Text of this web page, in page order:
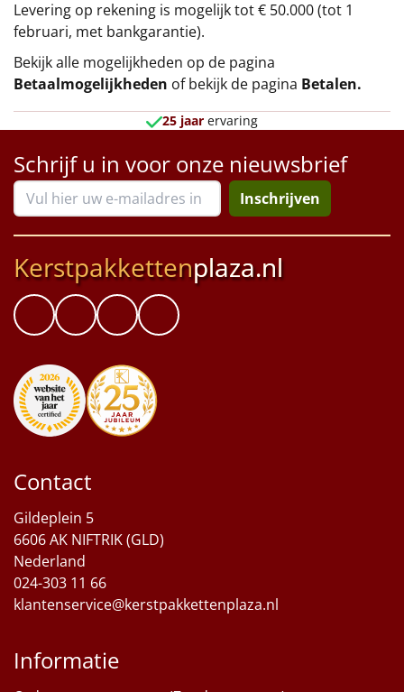
Levering op rekening is mogelijk tot € 50.000 (tot 1
februari, met bankgarantie).
Bekijk alle mogelijkheden op de pagina
Betaalmogelijkheden of bekijk de pagina Betalen.
25 jaar ervaring
Schrijf u in voor onze nieuwsbrief
Inschrijven
Kerstpakkettenplaza.nl
Contact
Gildeplein 5
6606 AK NIFTRIK (GLD)
Nederland
024-303 11 66
klantenservice@kerstpakkettenplaza.nl
Informatie